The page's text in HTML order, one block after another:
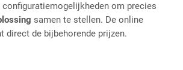
configuratiemogelijkheden om precies
samen te stellen. De online
direct de bijbehorende prijzen.